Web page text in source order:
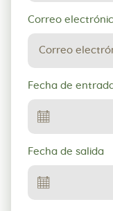
Correo
Fecha de
Fecha de salida